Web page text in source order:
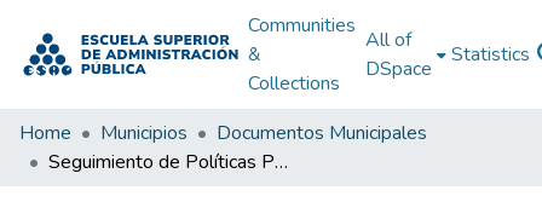
Communities
&
Collections
All of
DSpace
Statistics
Home Municipios
Documentos Municipales
Seguimiento de Políticas Públicas Sociales